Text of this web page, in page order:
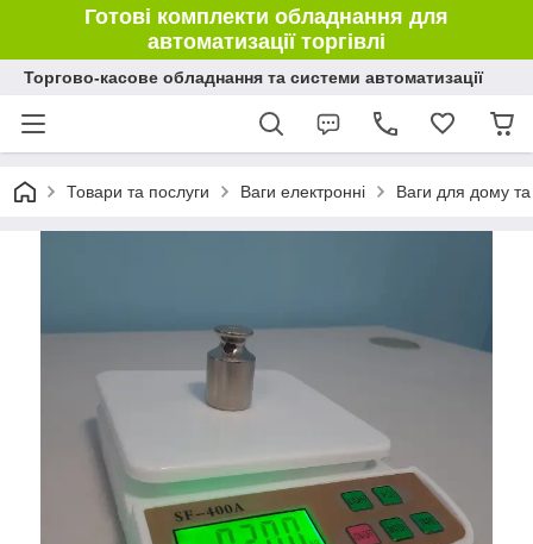
Готові комплекти обладнання для
автоматизації торгівлі
Торгово-касове обладнання та системи автоматизації
Товари та послуги Ваги електронні Ваги для дому та